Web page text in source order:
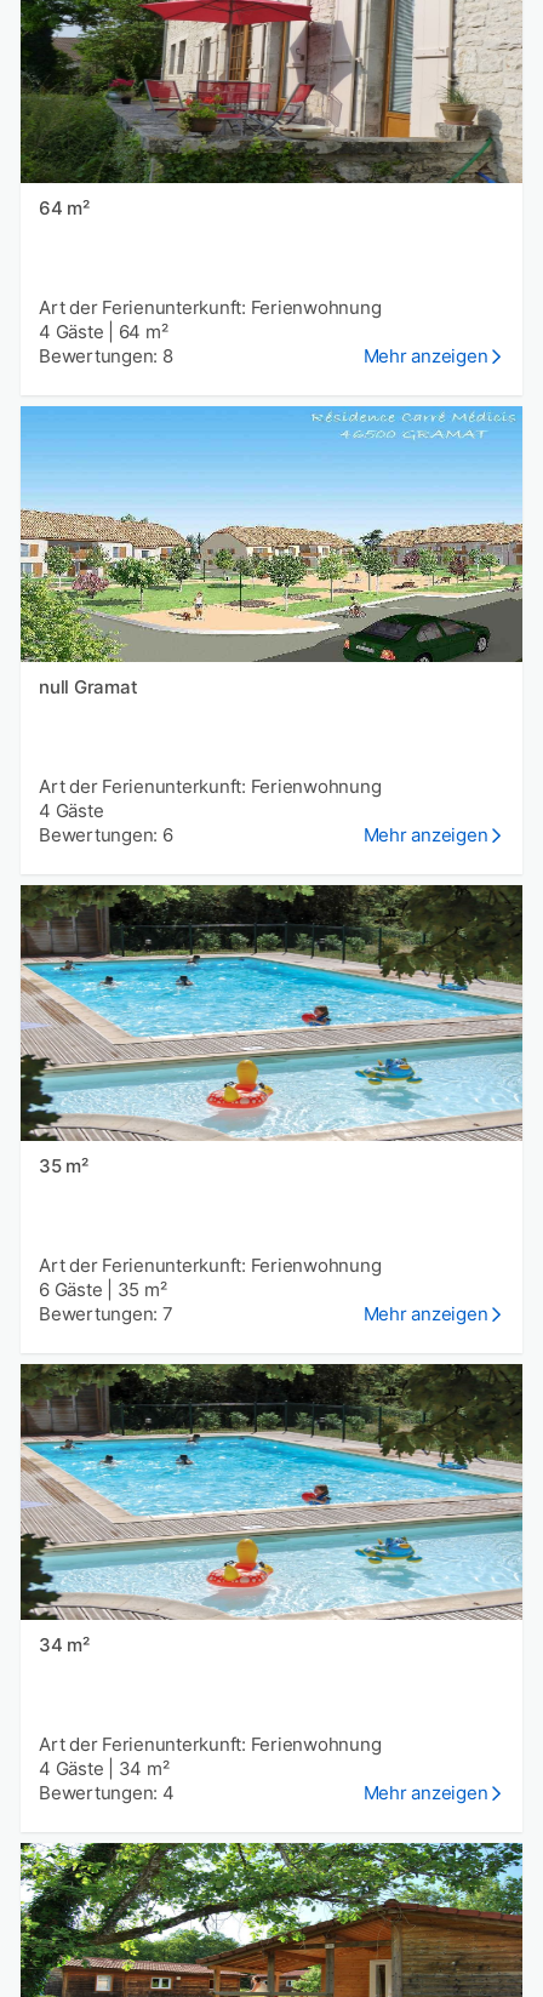
64 m²
Art der Ferienunterkunft: Ferienwohnung
4 Gäste
64 m²
Bewertungen: 8
Mehr anzeigen
null Gramat
Art der Ferienunterkunft: Ferienwohnung
4 Gäste
Bewertungen: 6
Mehr anzeigen
35 m²
Art der Ferienunterkunft: Ferienwohnung
6 Gäste
35 m²
Bewertungen: 7
Mehr anzeigen
34 m²
Art der Ferienunterkunft: Ferienwohnung
4 Gäste
34 m²
Bewertungen: 4
Mehr anzeigen